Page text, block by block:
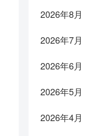
2026年8月
2026年7月
2026年6月
2026年5月
2026年4月